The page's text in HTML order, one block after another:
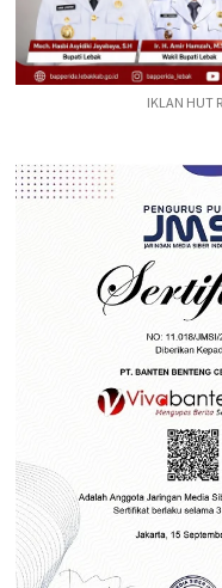
IKLAN HUT